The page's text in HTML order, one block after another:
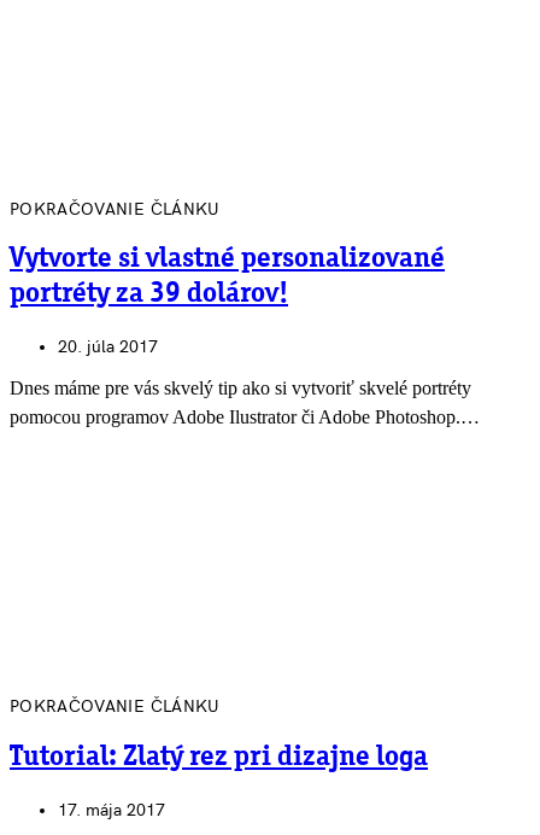
POKRAČOVANIE ČLÁNKU
Vytvorte si vlastné personalizované
portréty za 39 dolárov!
20. júla 2017
Dnes máme pre vás skvelý tip ako si vytvoriť skvelé portréty
pomocou programov Adobe Ilustrator či Adobe Photoshop.…
POKRAČOVANIE ČLÁNKU
Tutorial: Zlatý rez pri dizajne loga
17. mája 2017